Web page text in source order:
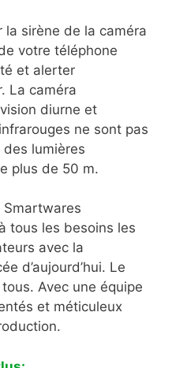
la sirène de la caméra
votre téléphone
et alerter
La caméra
diurne et
ne sont pas
lumières
plus de 50 m.
tous les besoins les
avec la
d’aujourd’hui. Le
Avec une équipe
et méticuleux